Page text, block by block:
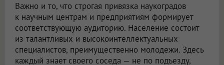
Важно и то, что строгая привязка наукоградов
к научным центрам и предприятиям формирует
соответствующую аудиторию. Население состоит
из талантливых и высокоинтеллектуальных
специалистов, преимущественно молодежи. Здесь
каждый знает своего соседа — не по подъезду,